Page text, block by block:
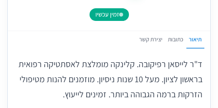
זמין עכשיו
תיאור כתובות יצירת קשר
ד"ר לייסאן רפיקובה. קלינקה מומלצת לאסתטיקה רפואית
בראשון לציון. מעל 10 שנות ניסיון. מוזמנים להנות מטיפולי
הזרקות ברמה הגבוהה ביותר. זמינים לייעוץ.